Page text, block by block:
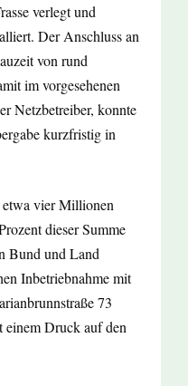
verlegt und
Der Anschluss an
von rund
im vorgesehenen
Netzbetreiber, konnte
kurzfristig in
vier Millionen
dieser Summe
Bund und Land
Inbetriebnahme mit
73
einem Druck auf den